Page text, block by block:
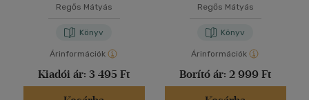
Regős Mátyás
Könyv
Árinformációk
Kiadói ár: 3 495 Ft
Regős Mátyás
Könyv
Árinformációk
Borító ár: 2 999 Ft